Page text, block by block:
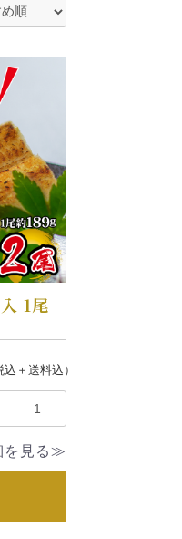
1尾
込＋送料込）
を見る≫